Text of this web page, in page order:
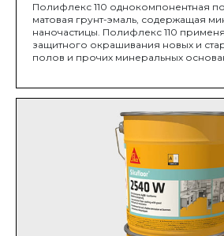
Полифлекс 110 однокомпонентная
матовая грунт-эмаль, содержащая
наночастицы. Полифлекс 110
защитного окрашивания новых и
полов и прочих минеральных
лестниц, металлических и
коммерческой недвижимости, склады,
производственные помещения
машиностроения, химической,
промышленности, объектов
сельского хозяйства.